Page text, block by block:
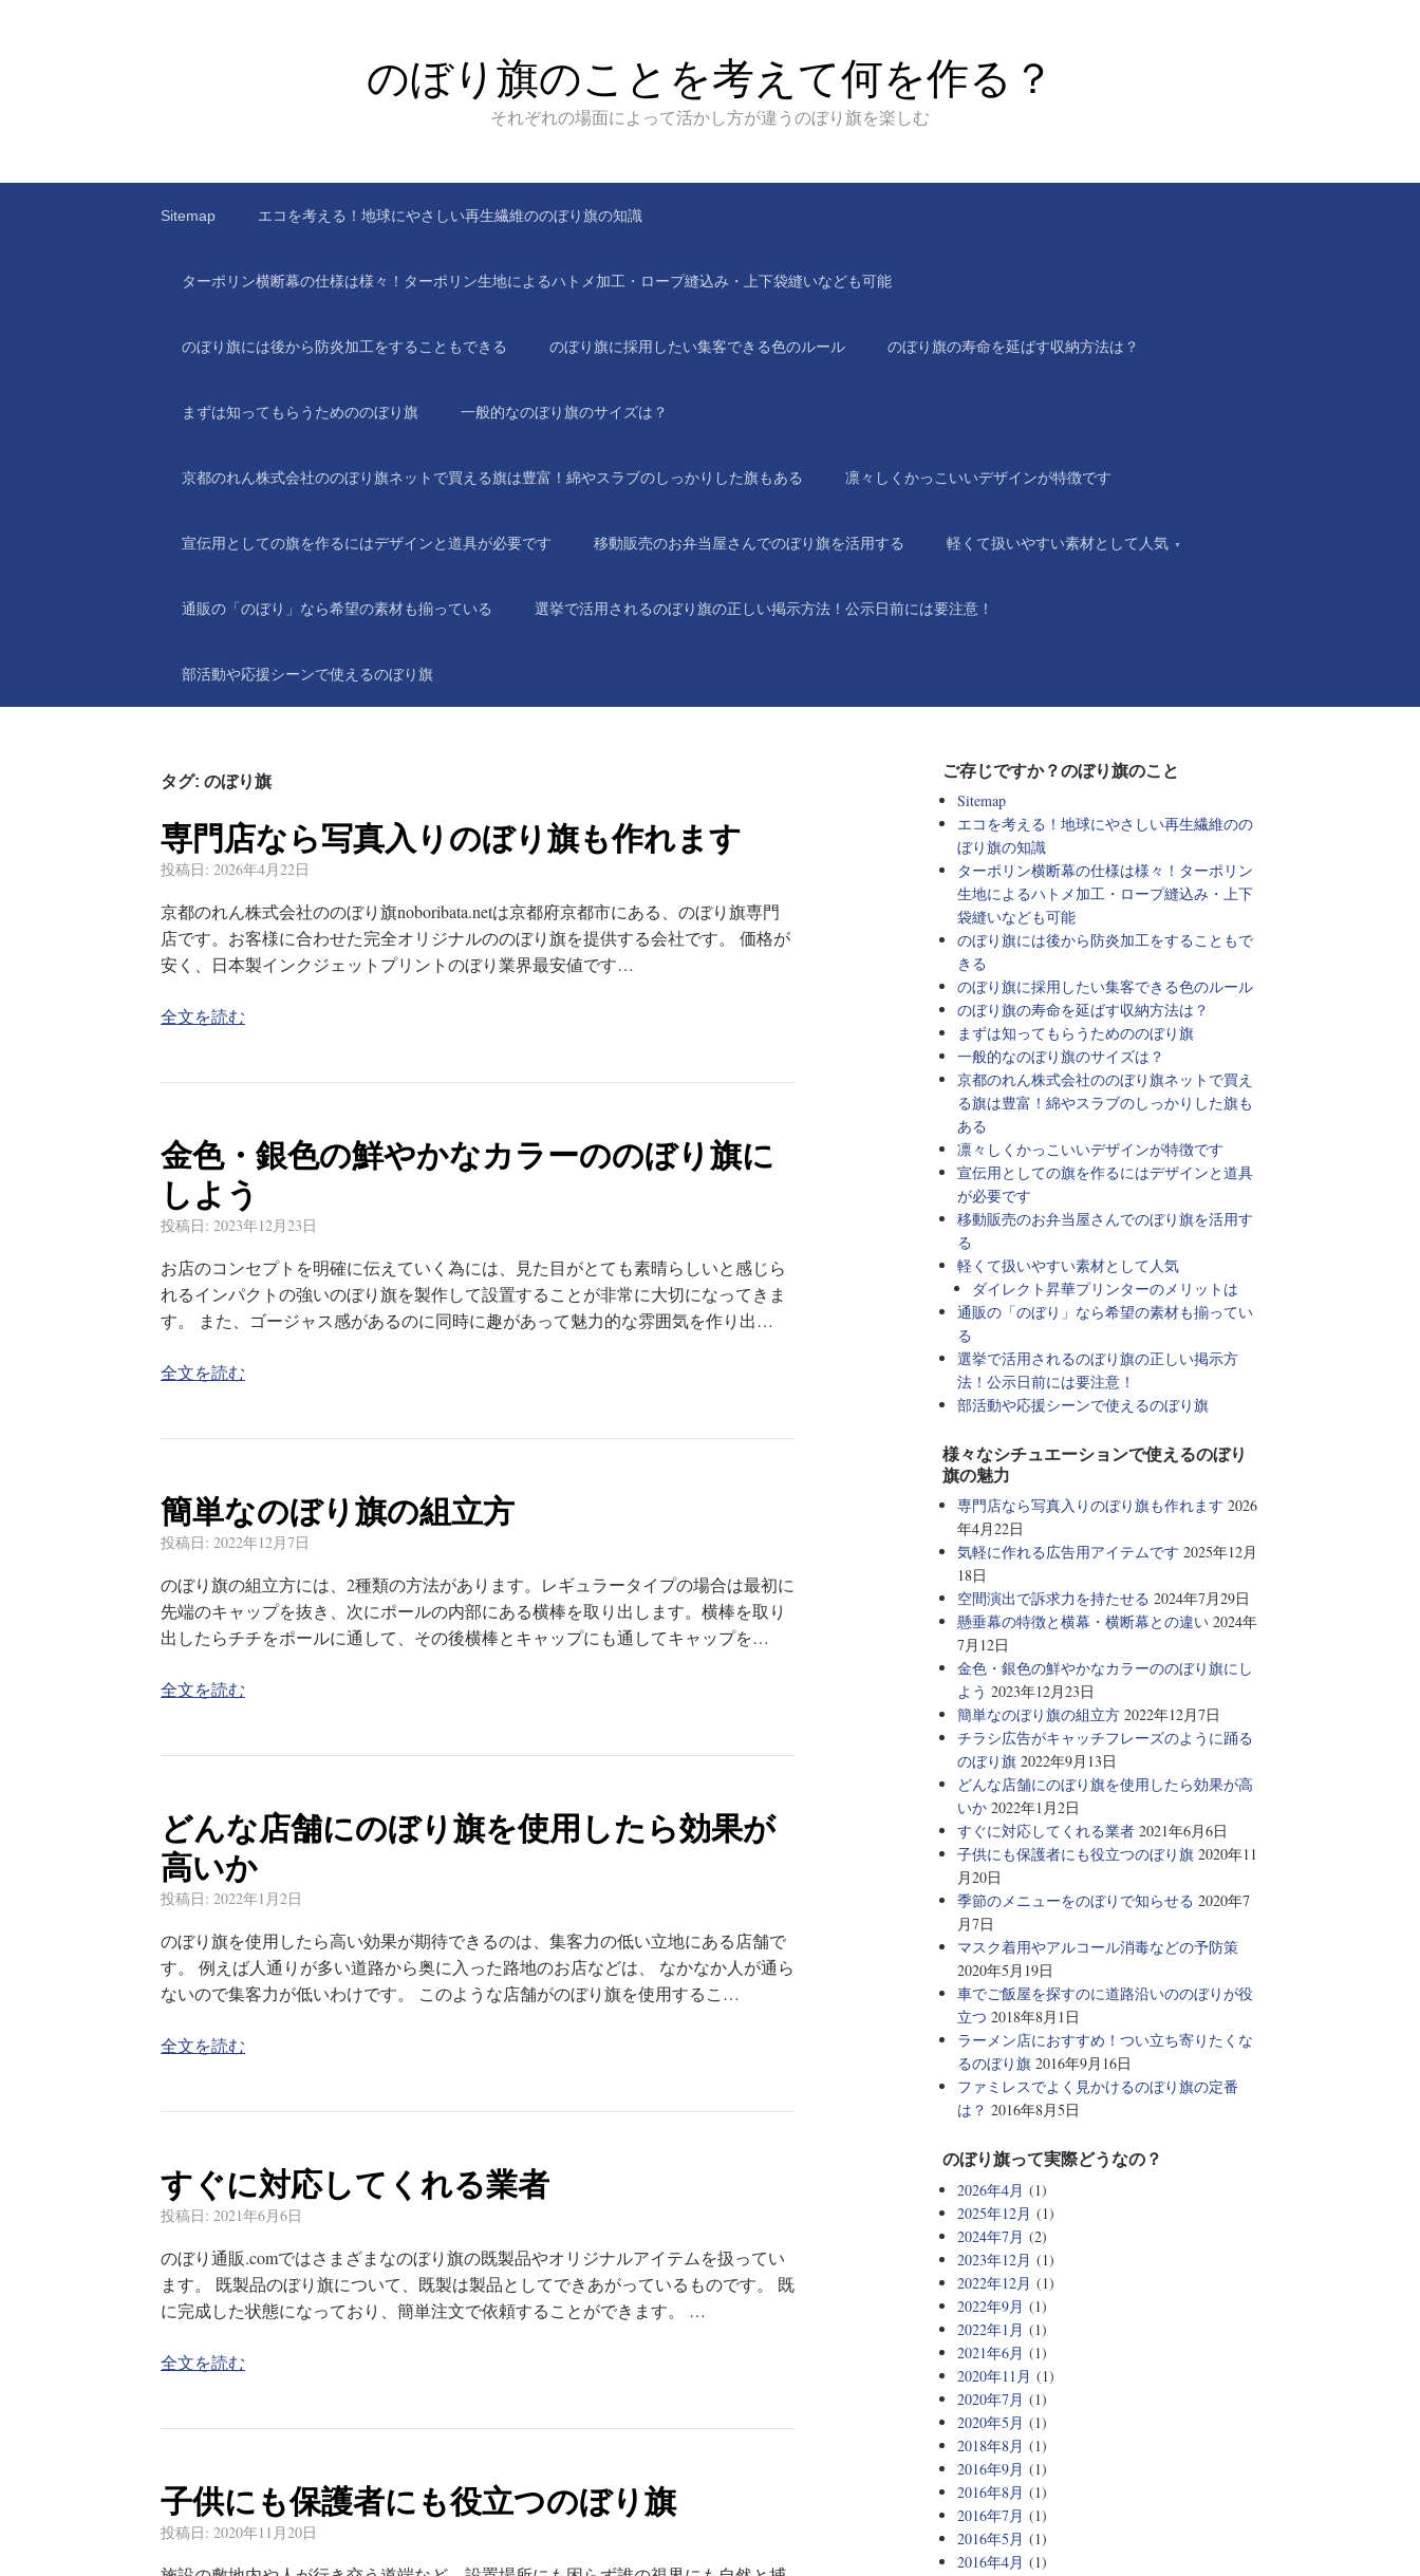
のぼり旗のことを考えて何を作る？
それぞれの場面によって活かし方が違うのぼり旗を楽しむ
Sitemap エコを考える！地球にやさしい再生繊維ののぼり旗の知識
ターポリン横断幕の仕様は様々！ターポリン生地によるハトメ加工・ロープ縫込み・上下袋縫いなども可能
のぼり旗には後から防炎加工をすることもできる のぼり旗に採用したい集客できる色のルール のぼり旗の寿命を延ばす収納方法は？
まずは知ってもらうためののぼり旗 一般的なのぼり旗のサイズは？
京都のれん株式会社ののぼり旗ネットで買える旗は豊富！綿やスラブのしっかりした旗もある 凛々しくかっこいいデザインが特徴です
宣伝用としての旗を作るにはデザインと道具が必要です 移動販売のお弁当屋さんでのぼり旗を活用する 軽くて扱いやすい素材として人気
通販の「のぼり」なら希望の素材も揃っている 選挙で活用されるのぼり旗の正しい掲示方法！公示日前には要注意！
部活動や応援シーンで使えるのぼり旗
タグ: のぼり旗
専門店なら写真入りのぼり旗も作れます
投稿日: 2026年4月22日
京都のれん株式会社ののぼり旗noboribata.netは京都府京都市にある、のぼり旗専門
店です。お客様に合わせた完全オリジナルののぼり旗を提供する会社です。 価格が
安く、日本製インクジェットプリントのぼり業界最安値です…
全文を読む
金色・銀色の鮮やかなカラーののぼり旗に
しよう
投稿日: 2023年12月23日
お店のコンセプトを明確に伝えていく為には、見た目がとても素晴らしいと感じら
れるインパクトの強いのぼり旗を製作して設置することが非常に大切になってきま
す。 また、ゴージャス感があるのに同時に趣があって魅力的な雰囲気を作り出…
全文を読む
簡単なのぼり旗の組立方
投稿日: 2022年12月7日
のぼり旗の組立方には、2種類の方法があります。レギュラータイプの場合は最初に
先端のキャップを抜き、次にポールの内部にある横棒を取り出します。横棒を取り
出したらチチをポールに通して、その後横棒とキャップにも通してキャップを…
全文を読む
どんな店舗にのぼり旗を使用したら効果が
高いか
投稿日: 2022年1月2日
のぼり旗を使用したら高い効果が期待できるのは、集客力の低い立地にある店舗で
す。 例えば人通りが多い道路から奥に入った路地のお店などは、 なかなか人が通ら
ないので集客力が低いわけです。 このような店舗がのぼり旗を使用するこ…
全文を読む
すぐに対応してくれる業者
投稿日: 2021年6月6日
のぼり通販.comではさまざまなのぼり旗の既製品やオリジナルアイテムを扱ってい
ます。 既製品のぼり旗について、既製は製品としてできあがっているものです。 既
に完成した状態になっており、簡単注文で依頼することができます。 …
全文を読む
子供にも保護者にも役立つのぼり旗
投稿日: 2020年11月20日
ご存じですか？のぼり旗のこと
Sitemap
エコを考える！地球にやさしい再生繊維のの
ぼり旗の知識
ターポリン横断幕の仕様は様々！ターポリン
生地によるハトメ加工・ロープ縫込み・上下
袋縫いなども可能
のぼり旗には後から防炎加工をすることもで
きる
のぼり旗に採用したい集客できる色のルール
のぼり旗の寿命を延ばす収納方法は？
まずは知ってもらうためののぼり旗
一般的なのぼり旗のサイズは？
京都のれん株式会社ののぼり旗ネットで買え
る旗は豊富！綿やスラブのしっかりした旗も
ある
凛々しくかっこいいデザインが特徴です
宣伝用としての旗を作るにはデザインと道具
が必要です
移動販売のお弁当屋さんでのぼり旗を活用す
る
軽くて扱いやすい素材として人気
ダイレクト昇華プリンターのメリットは
通販の「のぼり」なら希望の素材も揃ってい
る
選挙で活用されるのぼり旗の正しい掲示方
法！公示日前には要注意！
部活動や応援シーンで使えるのぼり旗
様々なシチュエーションで使えるのぼり
旗の魅力
専門店なら写真入りのぼり旗も作れます 2026
年4月22日
気軽に作れる広告用アイテムです 2025年12月
18日
空間演出で訴求力を持たせる 2024年7月29日
懸垂幕の特徴と横幕・横断幕との違い 2024年
7月12日
金色・銀色の鮮やかなカラーののぼり旗にし
よう 2023年12月23日
簡単なのぼり旗の組立方 2022年12月7日
チラシ広告がキャッチフレーズのように踊る
のぼり旗 2022年9月13日
どんな店舗にのぼり旗を使用したら効果が高
いか 2022年1月2日
すぐに対応してくれる業者 2021年6月6日
子供にも保護者にも役立つのぼり旗 2020年11
月20日
季節のメニューをのぼりで知らせる 2020年7
月7日
マスク着用やアルコール消毒などの予防策
2020年5月19日
車でご飯屋を探すのに道路沿いののぼりが役
立つ 2018年8月1日
ラーメン店におすすめ！つい立ち寄りたくな
るのぼり旗 2016年9月16日
ファミレスでよく見かけるのぼり旗の定番
は？ 2016年8月5日
のぼり旗って実際どうなの？
2026年4月 (1)
2025年12月 (1)
2024年7月 (2)
2023年12月 (1)
2022年12月 (1)
2022年9月 (1)
2022年1月 (1)
2021年6月 (1)
2020年11月 (1)
2020年7月 (1)
2020年5月 (1)
2018年8月 (1)
2016年9月 (1)
2016年8月 (1)
2016年7月 (1)
2016年5月 (1)
2016年4月 (1)